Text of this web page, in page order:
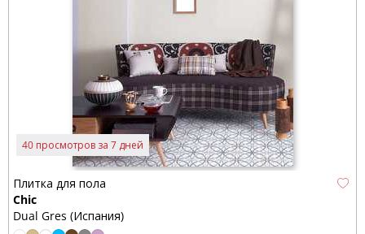
40 просмотров за 7 дней
Плитка для пола
Chic
Dual Gres (Испания)